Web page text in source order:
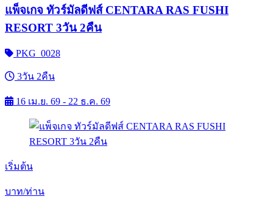
แพ็จเกจ ทัวร์มัลดีฟส์ CENTARA RAS FUSHI
RESORT 3วัน 2คืน
PKG_0028
3วัน 2คืน
16 เม.ย. 69 - 22 ธ.ค. 69
เริ่มต้น
บาท/ท่าน